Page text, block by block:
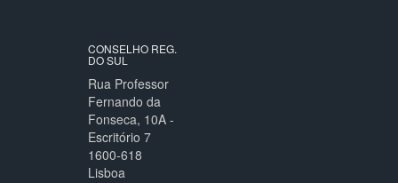
CONSELHO REG.
DO SUL
Rua Professor
Fernando da
Fonseca, 10A -
Escritório 7
1600-618
Lisboa